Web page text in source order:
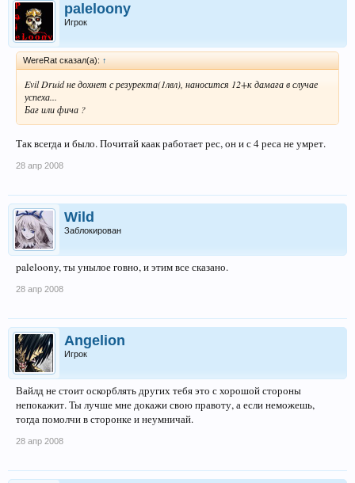
paleloony
Игрок
WereRat сказал(а): ↑
Evil Druid не дохнет с резуректа(1лвл), наносится 12+к дамага в случае
успеха...
Баг или фича ?
Так всегда и было. Почитай каак работает рес, он и с 4 реса не умрет.
28 апр 2008
Wild
Заблокирован
paleloony, ты унылое говно, и этим все сказано.
28 апр 2008
Angelion
Игрок
Вайлд не стоит оскорблять других тебя это с хорошой стороны
непокажит. Ты лучше мне докажи свою правоту, а если неможешь,
тогда помолчи в сторонке и неумничай.
28 апр 2008